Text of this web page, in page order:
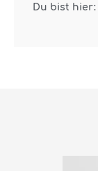
Du bist hier: